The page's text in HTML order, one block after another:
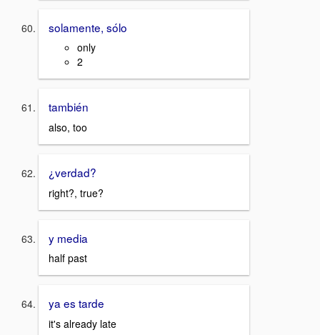
solamente, sólo
only
2
también
also, too
¿verdad?
right?, true?
y media
half past
ya es tarde
it's already late